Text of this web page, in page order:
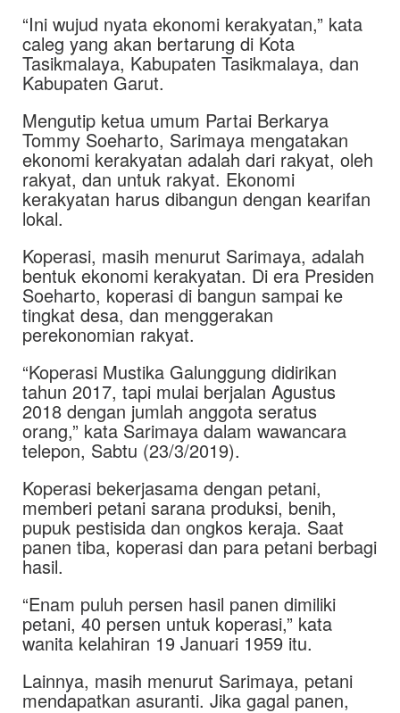
“Ini wujud nyata ekonomi kerakyatan,” kata
caleg yang akan bertarung di Kota
Tasikmalaya, Kabupaten Tasikmalaya, dan
Kabupaten Garut.
Mengutip ketua umum Partai Berkarya
Tommy Soeharto, Sarimaya mengatakan
ekonomi kerakyatan adalah dari rakyat, oleh
rakyat, dan untuk rakyat. Ekonomi
kerakyatan harus dibangun dengan kearifan
lokal.
Koperasi, masih menurut Sarimaya, adalah
bentuk ekonomi kerakyatan. Di era Presiden
Soeharto, koperasi di bangun sampai ke
tingkat desa, dan menggerakan
perekonomian rakyat.
“Koperasi Mustika Galunggung didirikan
tahun 2017, tapi mulai berjalan Agustus
2018 dengan jumlah anggota seratus
orang,” kata Sarimaya dalam wawancara
telepon, Sabtu (23/3/2019).
Koperasi bekerjasama dengan petani,
memberi petani sarana produksi, benih,
pupuk pestisida dan ongkos keraja. Saat
panen tiba, koperasi dan para petani berbagi
hasil.
“Enam puluh persen hasil panen dimiliki
petani, 40 persen untuk koperasi,” kata
wanita kelahiran 19 Januari 1959 itu.
Lainnya, masih menurut Sarimaya, petani
mendapatkan asuranti. Jika gagal panen,